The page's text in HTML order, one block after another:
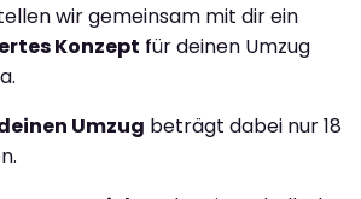
wir gemeinsam mit dir ein
Konzept für deinen Umzug
Umzug beträgt dabei nur 18